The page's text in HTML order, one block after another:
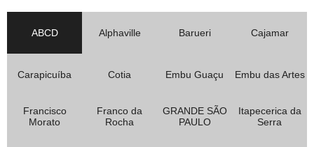
ABCD Alphaville Barueri Cajamar
Carapicuíba Cotia Embu Guaçu Embu das Artes
Francisco
Morato
Franco da
Rocha
GRANDE SÃO
PAULO
Itapecerica da
Serra